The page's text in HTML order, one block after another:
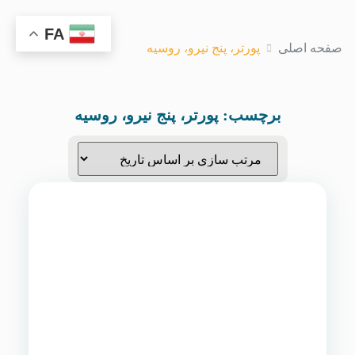
صفحه اصلی پورتر، پنج نیرو، روسیه
برچسب: پورتر، پنج نیرو، روسیه
FA